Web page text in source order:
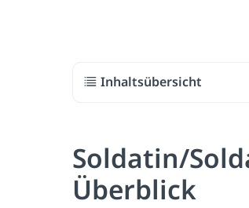
Inhaltsübersicht
Soldatin/
Überblick